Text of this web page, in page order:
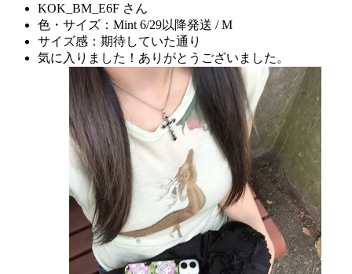
KOK_BM_E6F さん
色・サイズ： Mint 6/29以降発送 / M
サイズ感： 期待していた通り
気に入りました！ありがとうございました。